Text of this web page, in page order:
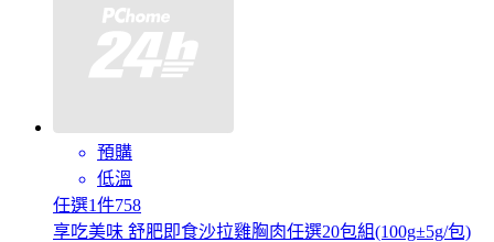
預購
低溫
任選1件758
享吃美味 舒肥即食沙拉雞胸肉任選20包組(100g±5g/包)